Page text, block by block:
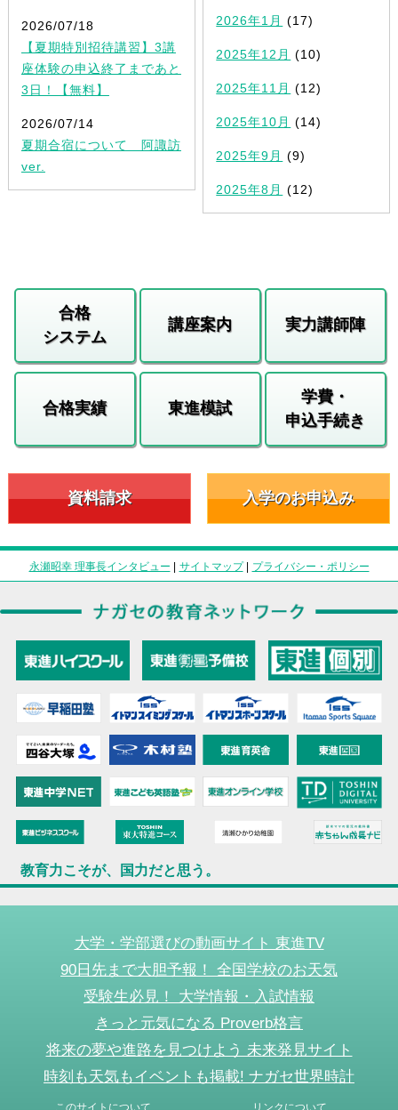
2026/07/18
【夏期特別招待講習】3講
座体験の申込終了まであと
3日！【無料】
2026/07/14
夏期合宿について 阿諏訪
ver.
2026年1月 (17)
2025年12月 (10)
2025年11月 (12)
2025年10月 (14)
2025年9月 (9)
2025年8月 (12)
合格
システム
講座案内 実力講師陣
合格実績 東進模試
学費・
申込手続き
資料請求 入学のお申込み
永瀬昭幸 理事長インタビュー | サイトマップ| プライバシー・ポリシー
教育力こそが、国力だと思う。
大学・学部選びの動画サイト 東進TV
90日先まで大胆予報！ 全国学校のお天気
受験生必見！ 大学情報・入試情報
きっと元気になる Proverb格言
将来の夢や進路を見つけよう 未来発見サイト
時刻も天気もイベントも掲載! ナガセ世界時計
このサイトについて リンクについて